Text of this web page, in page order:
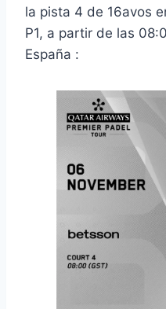
la pista 4 de 16avos
P1, a partir de las
España :